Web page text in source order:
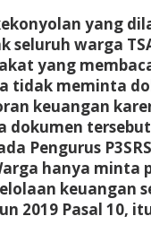
yang
seluruh warga
yang
tidak meminta
keuangan
dokumen
Pengurus
hanya minta
keuangan
2019 Pasal 10,